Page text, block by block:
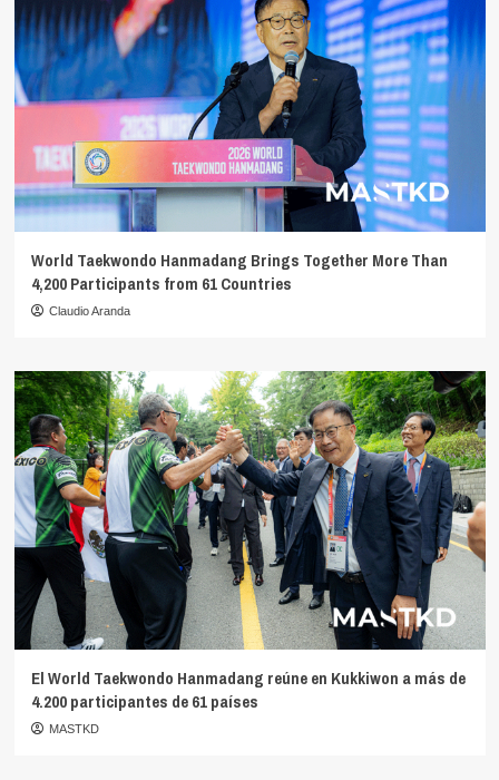
World Taekwondo Hanmadang Brings Together More Than
4,200 Participants from 61 Countries
Claudio Aranda
El World Taekwondo Hanmadang reúne en Kukkiwon a más de
4.200 participantes de 61 países
MASTKD